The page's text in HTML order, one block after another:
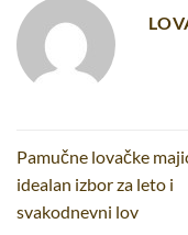
Pamučne lovačke
idealan izbor za leto i
svakodnevni lov